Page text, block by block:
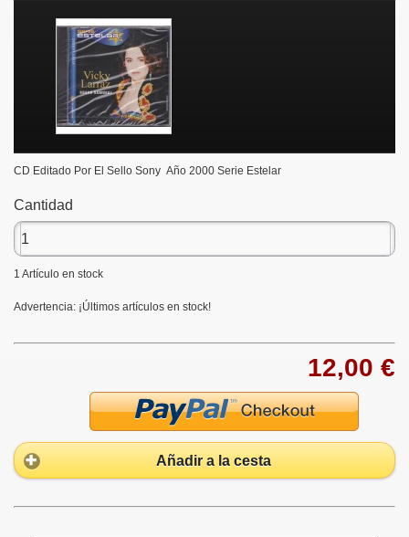
CD Editado Por El Sello Sony Año 2000 Serie Estelar
Cantidad
1 Artículo en stock
Advertencia: ¡Últimos artículos en stock!
12,00 €
Añadir a la cesta